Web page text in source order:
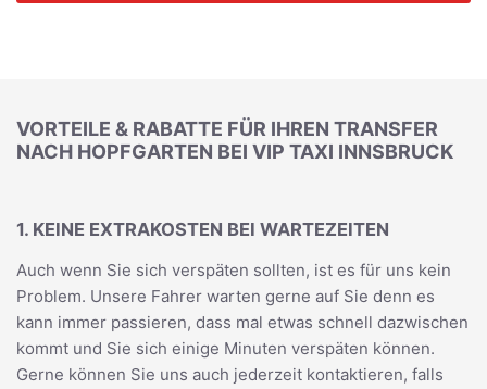
VORTEILE & RABATTE FÜR IHREN TRANSFER
NACH HOPFGARTEN BEI VIP TAXI INNSBRUCK
1. KEINE EXTRAKOSTEN BEI WARTEZEITEN
Auch wenn Sie sich verspäten sollten, ist es für uns kein
Problem. Unsere Fahrer warten gerne auf Sie denn es
kann immer passieren, dass mal etwas schnell dazwischen
kommt und Sie sich einige Minuten verspäten können.
Gerne können Sie uns auch jederzeit kontaktieren, falls